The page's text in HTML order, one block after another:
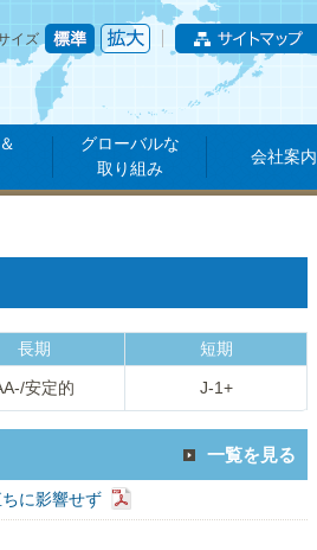
イズ
グローバルな
取り組み
会社案内
長期 短期
安定的 J-1+
一覧を見る
に影響せず